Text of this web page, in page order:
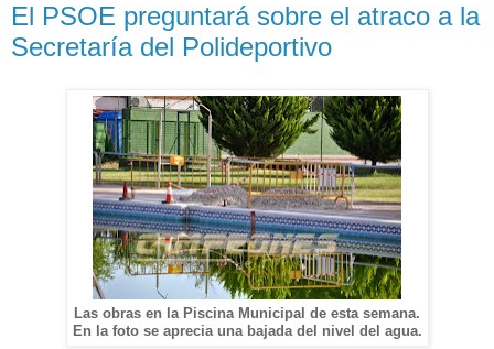
El PSOE preguntará sobre el atraco a la
Secretaría del Polideportivo
Las obras en la Piscina Municipal de esta semana.
En la foto se aprecia una bajada del nivel del agua.